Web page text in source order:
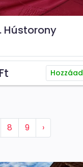
Hústorony
Hozzáad
8 9 ›